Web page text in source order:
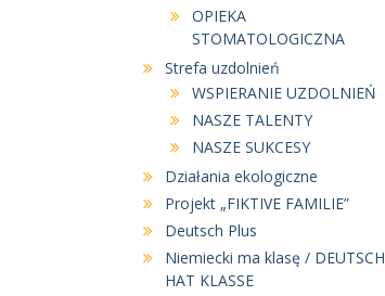
OPIEKA
STOMATOLOGICZNA
Strefa uzdolnień
WSPIERANIE UZDOLNIEŃ
NASZE TALENTY
NASZE SUKCESY
Działania ekologiczne
Projekt „FIKTIVE FAMILIE”
Deutsch Plus
Niemiecki ma klasę / DEUTSCH
HAT KLASSE